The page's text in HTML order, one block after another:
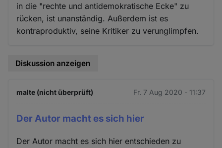
in die "rechte und antidemokratische Ecke" zu
rücken, ist unanständig. Außerdem ist es
kontraproduktiv, seine Kritiker zu verunglimpfen.
Diskussion anzeigen
malte (nicht überprüft) Fr. 7 Aug 2020 - 11:37
Der Autor macht es sich hier
Der Autor macht es sich hier entschieden zu